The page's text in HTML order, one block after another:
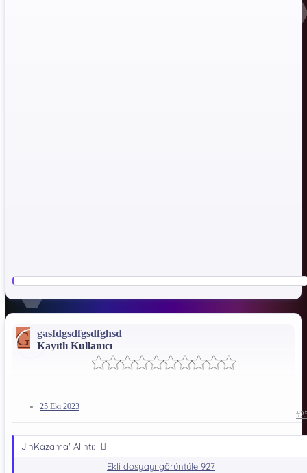
G
gasfdgsdfgsdfghsd
Kayıtlı Kullanıcı
25 Eki 2023
JinKazama' Alıntı:
Ekli dosyayı görüntüle 927